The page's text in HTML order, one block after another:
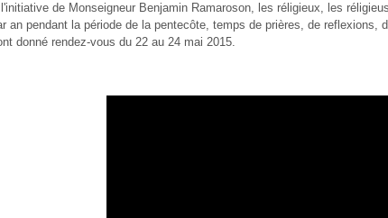
de Monseigneur Benjamin Ramaroson, les réligieux, les
an pendant la période de la pentecôte, temps de prières, de reflexions,
donné rendez-vous du 22 au 24 mai 2015.